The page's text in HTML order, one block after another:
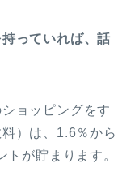
っていれば、話
ョッピングをす
）は、1.6％から
が貯まります。